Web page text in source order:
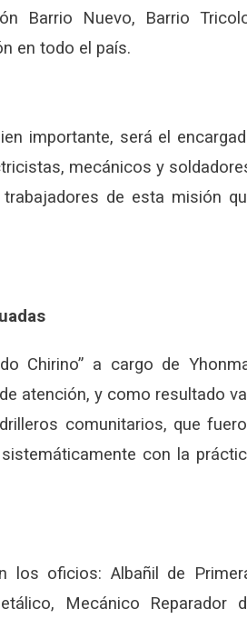
Barrio Nuevo, Barrio
en todo el país.
importante, será el
mecánicos y
de esta misión
Chirino” a cargo de
atención, y como resultado
comunitarios, que
con la
los oficios: Albañil de
Mecánico Reparador